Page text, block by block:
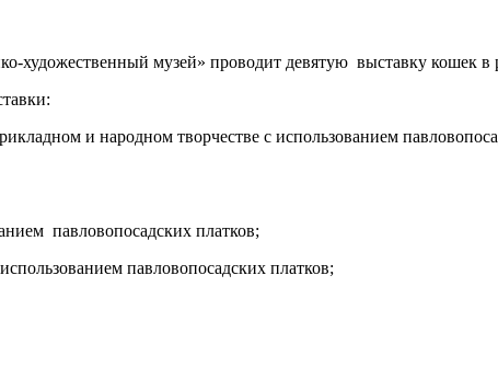
художественный музей» проводит девятую выставку кошек в
и народном творчестве с использованием
павловопосадских платков;
павловопосадских платков;